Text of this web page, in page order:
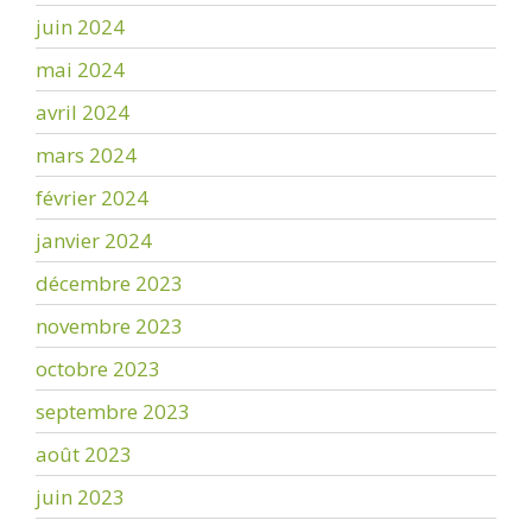
juin 2024
mai 2024
avril 2024
mars 2024
février 2024
janvier 2024
décembre 2023
novembre 2023
octobre 2023
septembre 2023
août 2023
juin 2023